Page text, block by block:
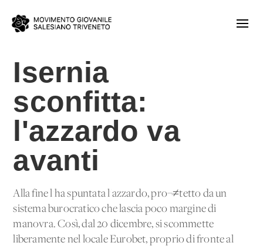
Isernia
sconfitta:
l'azzardo va
avanti
Alla fine l'ha spuntata l'azzardo, pro¬≠tetto da un
sistema burocratico che lascia poco margine di
manovra. Così, dal 20 dicembre, si scommette
liberamente nel locale Eurobet, proprio di fronte al